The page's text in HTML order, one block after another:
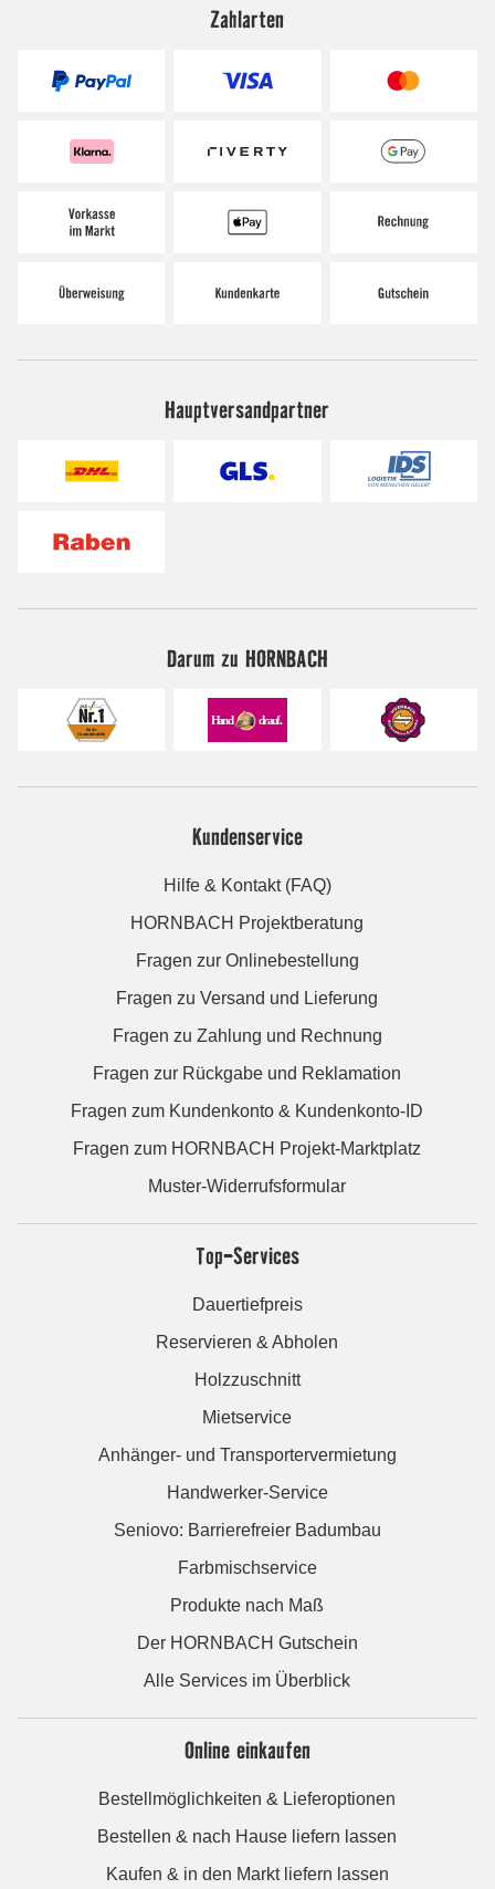
Zahlarten
Hauptversandpartner
Darum zu HORNBACH
Kundenservice
Hilfe & Kontakt (FAQ)
HORNBACH Projektberatung
Fragen zur Onlinebestellung
Fragen zu Versand und Lieferung
Fragen zu Zahlung und Rechnung
Fragen zur Rückgabe und Reklamation
Fragen zum Kundenkonto & Kundenkonto-ID
Fragen zum HORNBACH Projekt-Marktplatz
Muster-Widerrufsformular
Top-Services
Dauertiefpreis
Reservieren & Abholen
Holzzuschnitt
Mietservice
Anhänger- und Transportervermietung
Handwerker-Service
Seniovo: Barrierefreier Badumbau
Farbmischservice
Produkte nach Maß
Der HORNBACH Gutschein
Alle Services im Überblick
Online einkaufen
Bestellmöglichkeiten & Lieferoptionen
Bestellen & nach Hause liefern lassen
Kaufen & in den Markt liefern lassen